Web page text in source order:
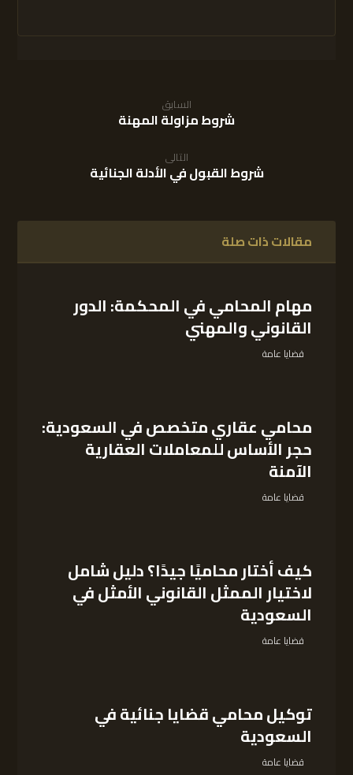
السابق
شروط مزاولة المهنة
التالى
شروط القبول في الأدلة الجنائية
مقالات ذات صلة
مهام المحامي في المحكمة: الدور
القانوني والمهني
قضايا عامة
محامي عقاري متخصص في السعودية:
حجر الأساس للمعاملات العقارية
الآمنة
قضايا عامة
كيف أختار محاميًا جيدًا؟ دليل شامل
لاختيار الممثل القانوني الأمثل في
السعودية
قضايا عامة
توكيل محامي قضايا جنائية في
السعودية
قضايا عامة